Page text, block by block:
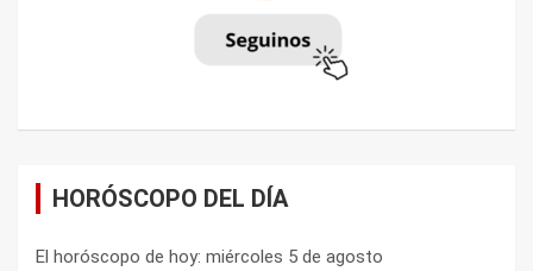
HORÓSCOPO DEL DÍA
El horóscopo de hoy: miércoles 5 de agosto